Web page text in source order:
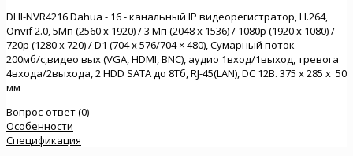
DHI-NVR4216 Dahua - 16 - канальный IP видеорегистратор, Н.264,
Onvif 2.0, 5Мп (2560 х 1920) / 3 Мп (2048 х 1536) / 1080p (1920 х 1080) /
720p (1280 х 720) / D1 (704 х 576/704 × 480), Сумарный поток
200мб/c,видео вых (VGA, HDMI, BNC), аудио 1вход/1выход, тревога
4входа/2выхода, 2 HDD SATA до 8Тб, RJ-45(LAN), DC 12В. 375 x 285 x 50
мм
Вопрос-ответ (0)
Особенности
Спецификация